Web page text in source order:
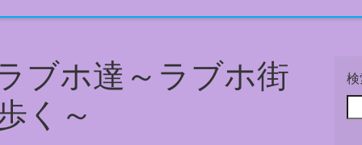
ブホ達～ラブホ街
く～
検